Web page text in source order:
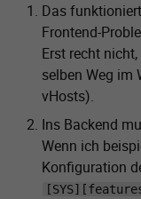
Das
Frontend-
Erst recht
selben Weg im
vHosts).
Ins Backend
Wenn ich
Konfiguration